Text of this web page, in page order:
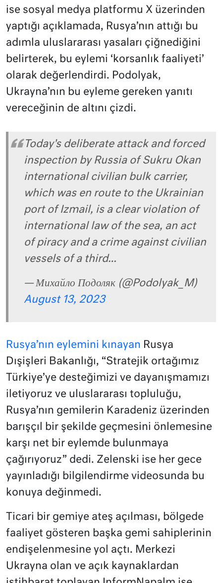
ise sosyal medya platformu X üzerinden
yaptığı açıklamada, Rusya’nın attığı bu
adımla uluslararası yasaları çiğnediğini
belirterek, bu eylemi ‘korsanlık faaliyeti’
olarak değerlendirdi. Podolyak,
Ukrayna’nın bu eyleme gereken yanıtı
vereceğinin de altını çizdi.
Today's deliberate attack and forced
inspection by Russia of Sukru Okan
international civilian bulk carrier,
which was en route to the Ukrainian
port of Izmail, is a clear violation of
international law of the sea, an act
of piracy and a crime against civilian
vessels of a third…
— Михайло Подоляк (@Podolyak_M)
August 13, 2023
Rusya’nın eylemini kınayan Rusya
Dışişleri Bakanlığı, “Stratejik ortağımız
Türkiye’ye desteğimizi ve dayanışmamızı
iletiyoruz ve uluslararası topluluğu,
Rusya’nın gemilerin Karadeniz üzerinden
barışçıl bir şekilde geçmesini önlemesine
karşı net bir eylemde bulunmaya
çağırıyoruz” dedi. Zelenski ise her gece
yayınladığı bilgilendirme videosunda bu
konuya değinmedi.
Ticari bir gemiye ateş açılması, bölgede
faaliyet gösteren başka gemi sahiplerinin
endişelenmesine yol açtı. Merkezi
Ukrayna olan ve açık kaynaklardan